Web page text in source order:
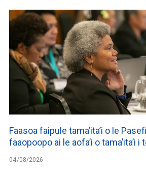
Faasoa faipule tama’ita’i o le
faaopoopo ai le aofa’i o tama’ita’i
04/08/2026